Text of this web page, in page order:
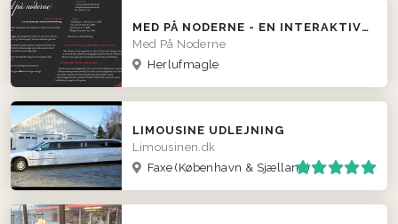
MED PÅ NODERNE - EN INTERAKTIV MUSIKQUIZ
Med På Noderne
Herlufmagle
LIMOUSINE UDLEJNING
Limousinen.dk
Faxe(København & Sjælland)